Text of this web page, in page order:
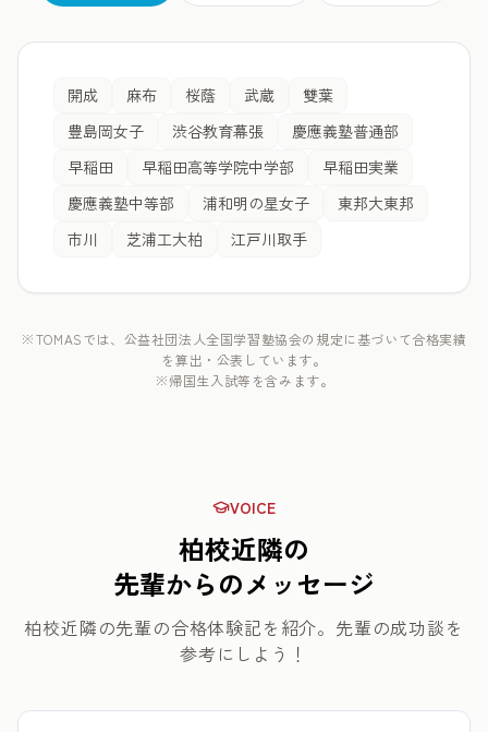
開成 麻布 桜蔭 武蔵
雙葉
豊島岡女子
渋谷教育幕張
慶應義塾普通部
早稲田
早稲田高等学院中学部
早稲田実業
慶應義塾中等部
浦和明の星女子
東邦大東邦
市川
芝浦工大柏 江戸川取手
※TOMASでは、公益社団法人全国学習塾協会の規定に基づいて合格実績
を算出・公表しています。
※帰国生入試等を含みます。
VOICE
柏校近隣の
先輩からのメッセージ
柏校近隣の先輩の合格体験記を紹介。先輩の成功談を
参考にしよう！